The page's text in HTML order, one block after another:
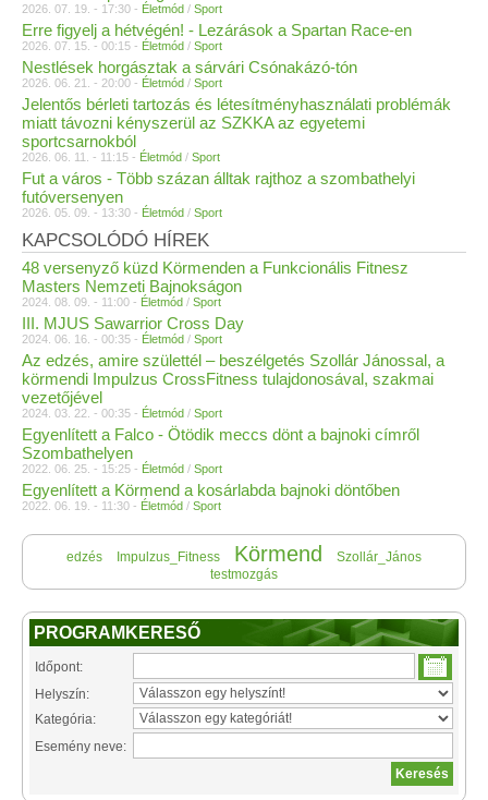
2026. 07. 19. - 17:30 - Életmód / Sport
Erre figyelj a hétvégén! - Lezárások a Spartan Race-en
2026. 07. 15. - 00:15 - Életmód / Sport
Nestlések horgásztak a sárvári Csónakázó-tón
2026. 06. 21. - 20:00 - Életmód / Sport
Jelentős bérleti tartozás és létesítményhasználati problémák
miatt távozni kényszerül az SZKKA az egyetemi
sportcsarnokból
2026. 06. 11. - 11:15 - Életmód / Sport
Fut a város - Több százan álltak rajthoz a szombathelyi
futóversenyen
2026. 05. 09. - 13:30 - Életmód / Sport
KAPCSOLÓDÓ HÍREK
48 versenyző küzd Körmenden a Funkcionális Fitnesz
Masters Nemzeti Bajnokságon
2024. 08. 09. - 11:00 - Életmód / Sport
III. MJUS Sawarrior Cross Day
2024. 06. 16. - 00:35 - Életmód / Sport
Az edzés, amire születtél – beszélgetés Szollár Jánossal, a
körmendi Impulzus CrossFitness tulajdonosával, szakmai
vezetőjével
2024. 03. 22. - 00:35 - Életmód / Sport
Egyenlített a Falco - Ötödik meccs dönt a bajnoki címről
Szombathelyen
2022. 06. 25. - 15:25 - Életmód / Sport
Egyenlített a Körmend a kosárlabda bajnoki döntőben
2022. 06. 19. - 11:30 - Életmód / Sport
edzés Impulzus_Fitness Körmend
Szollár_János
testmozgás
PROGRAMKERESŐ
Időpont:
Helyszín:
Kategória:
Esemény neve: